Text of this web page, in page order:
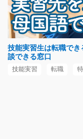
プラスチック製
急募
《長期の募集！》
場での営業のお仕
長期（3ヶ月以上
時給1200円～
技能実習生は転職で
談できる窓口
技能実習 転職